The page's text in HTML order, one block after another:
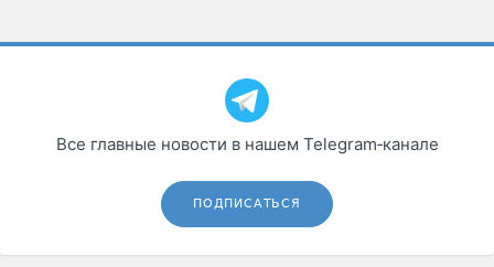
Все главные новости в нашем Telegram‑канале
ПОДПИСАТЬСЯ